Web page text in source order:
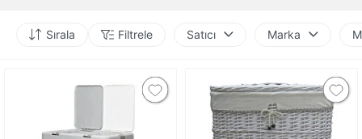
Sırala Filtrele Satıcı Marka